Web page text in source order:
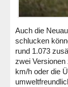
Auch die
schlucken
rund 1.073
zwei
km/h oder die